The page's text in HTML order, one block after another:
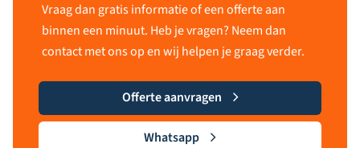
Vraag dan gratis informatie of een offerte aan
binnen een minuut. Heb je vragen? Neem dan
contact met ons op en wij helpen je graag verder.
Offerte aanvragen
Whatsapp